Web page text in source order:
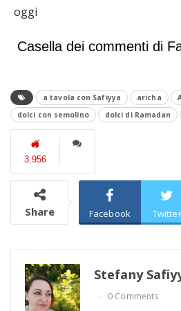
oggi
Casella dei commenti di
a tavola con Safiyya aricha
dolci con semolino
dolci di Ramadan
3.956
Share Facebook Twitter
Stefany
0 Comments